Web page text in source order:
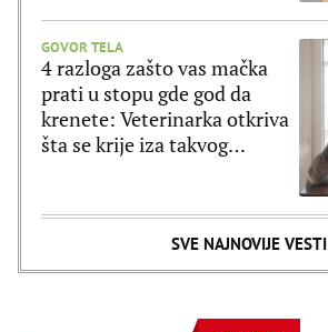
GOVOR TELA
4 razloga zašto vas mačka
prati u stopu gde god da
krenete: Veterinarka otkriva
šta se krije iza takvog
SVE NAJNOVIJE VESTI